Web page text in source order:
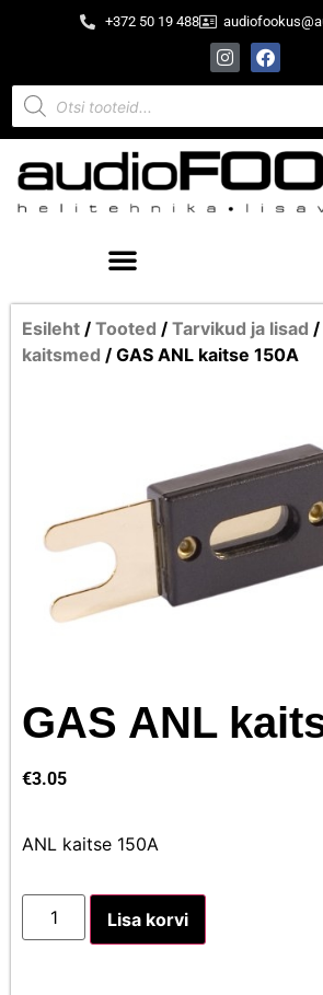
+372 50 19 488
Esileht / Tooted / Tarvikud ja lisad /
kaitsmed / GAS ANL kaitse 150A
GAS ANL
€3.05
ANL kaitse 150A
Lisa korvi